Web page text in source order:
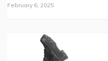
February 6, 2025